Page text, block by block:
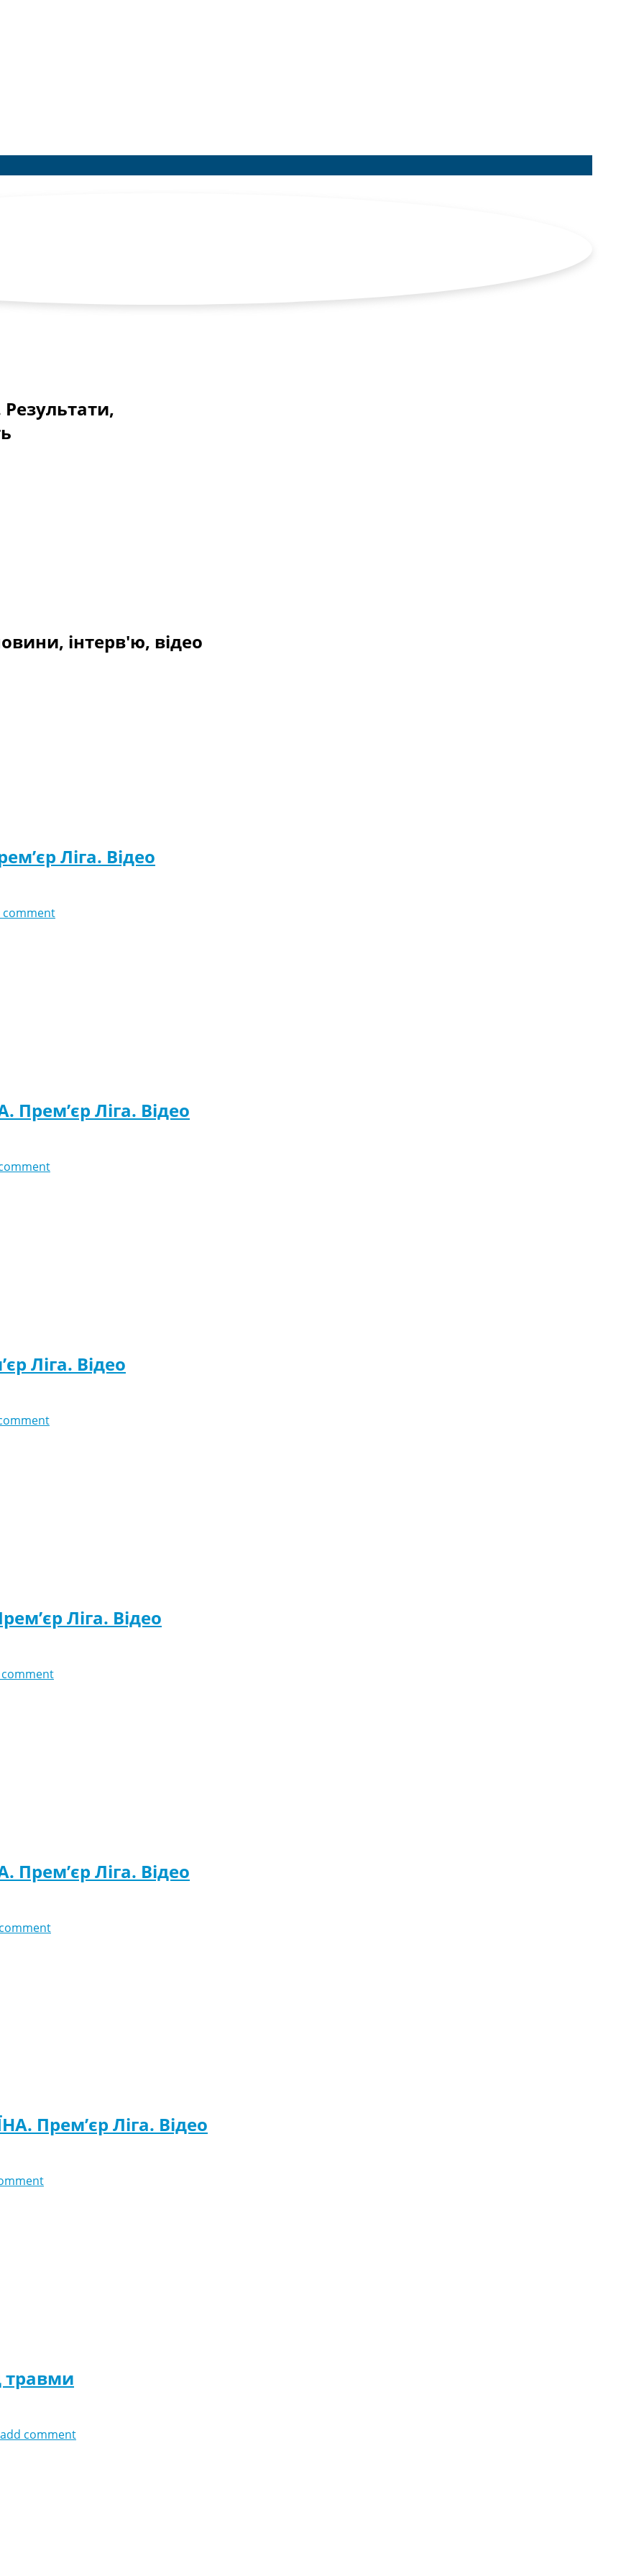
Результати,
інтерв'ю, відео
Ліга. Відео
comment
Прем’єр Ліга. Відео
Ліга. Відео
Ліга. Відео
Прем’єр Ліга. Відео
Прем’єр Ліга. Відео
травми
add comment